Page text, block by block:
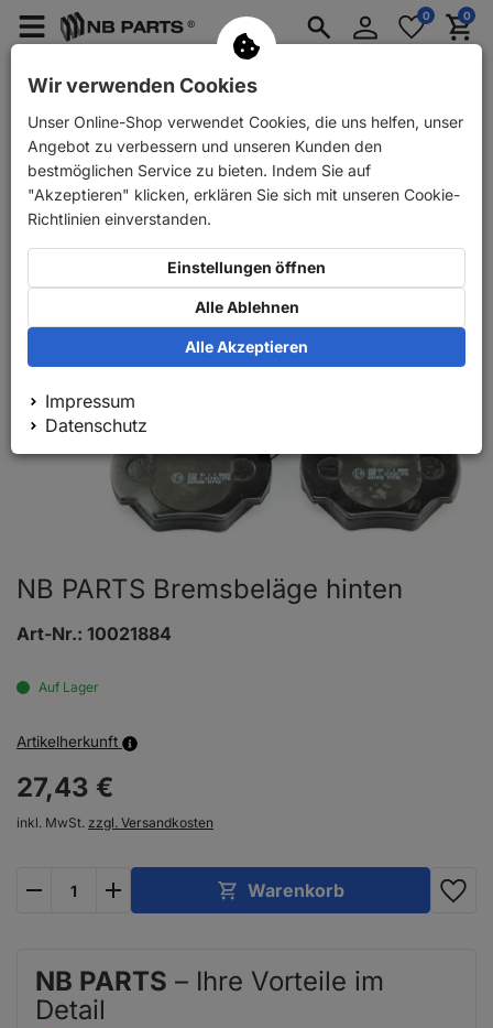
Menü
PKW Anhänger Ersatzteile
AnmeldenMerkzettel
aufklappen
0 0
Zurück PKW Ersatzteile Bremse Bremsbeläge
NB PARTS Bremsbeläge hinten
Art-Nr.: 10021884
Auf Lager
Artikelherkunft
27,43 €
inkl. MwSt. zzgl. Versandkosten
Warenkorb
NB PARTS – Ihre Vorteile im
Detail
Wir verwenden Cookies
Unser Online-Shop verwendet Cookies, die uns helfen, unser
Angebot zu verbessern und unseren Kunden den
bestmöglichen Service zu bieten. Indem Sie auf
"Akzeptieren" klicken, erklären Sie sich mit unseren Cookie-
Richtlinien einverstanden.
Einstellungen öffnen
Alle Ablehnen
Alle Akzeptieren
Impressum
Datenschutz